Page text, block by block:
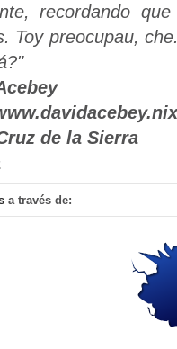
recordando
Toy preocupau,
de la Sierra
a través de: